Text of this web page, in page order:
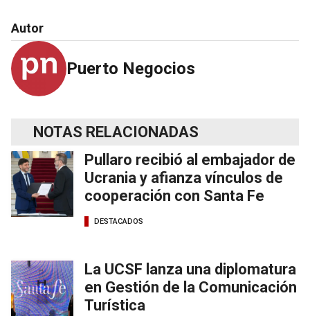
Autor
Puerto Negocios
NOTAS RELACIONADAS
Pullaro recibió al embajador de
Ucrania y afianza vínculos de
cooperación con Santa Fe
DESTACADOS
La UCSF lanza una diplomatura
en Gestión de la Comunicación
Turística